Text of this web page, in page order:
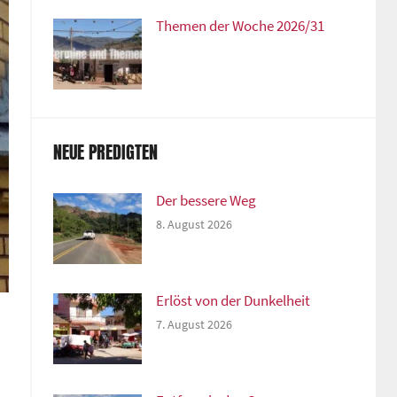
Themen der Woche 2026/31
NEUE PREDIGTEN
Der bessere Weg
8. August 2026
Erlöst von der Dunkelheit
7. August 2026